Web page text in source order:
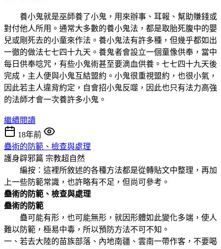
養小鬼就是巫師養了小鬼，用來辦事、耳報、幫助賺錢或
對付他人所用。通常大多數的養小鬼法，都是取胎死腹中的嬰
兒或剛死去的小童來作法。養小鬼法有許多種，但幾乎都如出
一徹的做法七七四十九天。養鬼者會設立一個童像供奉，當中
每日供奉唸咒，有些小鬼術甚至要滴血供養。七七四十九天後
完成，主人便與小鬼互結盟約。小鬼很重視盟約，也很小氣，
因此若主人違背約定，自會招小鬼反噬，因此也只有法力高強
的法師才會一次養許多小鬼。
繼續閱讀
18年前
蠱術的防範、檢查與處理
護身辟邪篇 宗教超自然
編按：這裡所敘述的各種方法都是從轉貼文中整理，再加
上一些防範常識，也許略有不足，但尚可參考。
蠱術的防範、檢查與處理
蠱術的防範
蠱可能有形，也可能無形，就因形體如此變化多端，使人
難以防範，極易中毒，所以預防方法不可不知。
一、若去大陸的苗族部落、內地南疆、雲南一帶作客，不要喝